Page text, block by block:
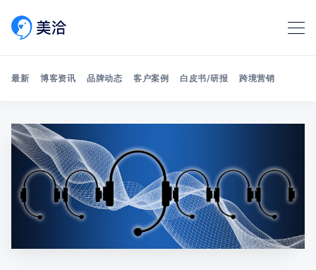
Search 美洽博客
最新 博客资讯 品牌动态 客户案例 白皮书/研报 跨境营销